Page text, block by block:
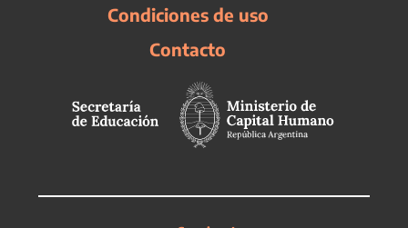
Condiciones de uso
Contacto